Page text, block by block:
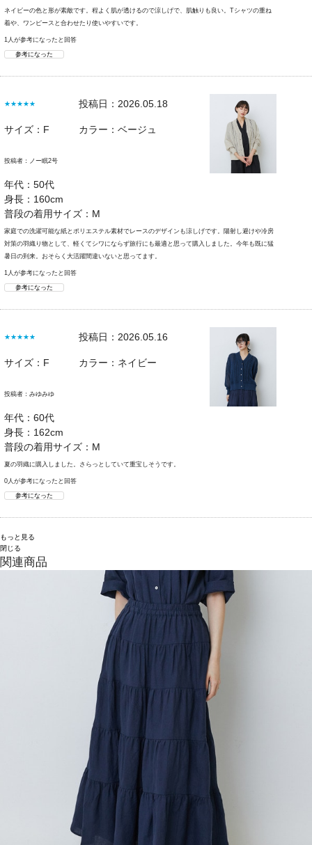
ネイビーの色と形が素敵です。程よく肌が透けるので涼しげで、肌触りも良い。Tシャツの重ね
着や、ワンピースと合わせたり使いやすいです。
1人が参考になったと回答
参考になった
★★★★★ 投稿日：2026.05.18
サイズ：F カラー：ベージュ
投稿者： ノー眠2号
年代：50代
身長：160cm
普段の着用サイズ：M
家庭での洗濯可能な紙とポリエステル素材でレースのデザインも涼しげです。陽射し避けや冷房
対策の羽織り物として、軽くてシワにならず旅行にも最適と思って購入しました。今年も既に猛
暑日の到来。おそらく大活躍間違いないと思ってます。
1人が参考になったと回答
参考になった
★★★★★ 投稿日：2026.05.16
サイズ：F カラー：ネイビー
投稿者：みゆみゆ
年代：60代
身長：162cm
普段の着用サイズ：M
夏の羽織に購入しました。さらっとしていて重宝しそうです。
0人が参考になったと回答
参考になった
もっと見る
閉じる
関連商品